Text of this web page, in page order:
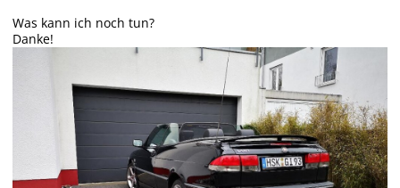
Was kann ich noch tun?
Danke!